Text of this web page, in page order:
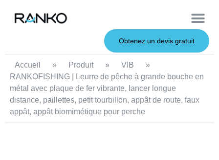
Obtenez un devis gratuit
Accueil » Produit » VIB
»
RANKOFISHING | Leurre de pêche à grande bouche en
métal avec plaque de fer vibrante, lancer longue
distance, paillettes, petit tourbillon, appât de route, faux
appât, appât biomimétique pour perche